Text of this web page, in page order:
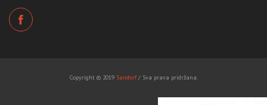
Copyright © 2019 Sandorf/ Sva prava pridržana.